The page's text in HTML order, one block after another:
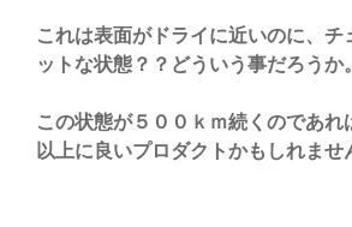
これは表面がドライに近いのに、チ
ットな状態？？どういう事だろうか
この状態が５００ｋｍ続くのであれ
以上に良いプロダクトかもしれませ